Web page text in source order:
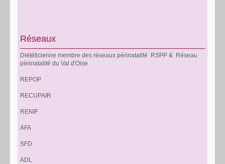
Réseaux
Diététicienne membre des réseaux périnatalité RSPP & Réseau
périnatalité du Val d'Oise
REPOP
RECUPAIR
RENIF
AFA
SFD
ADL